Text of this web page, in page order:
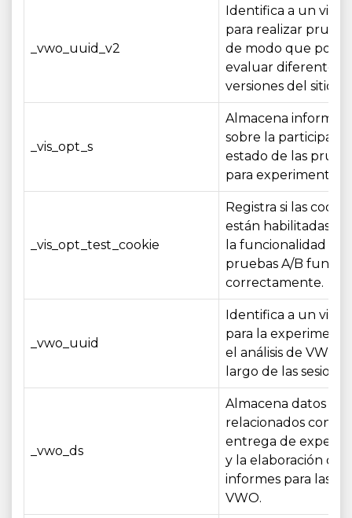
_vwo_uuid_v2
Identifica a un
para realizar
de modo que
evaluar diferentes
versiones del sitio
_vis_opt_s
Almacena
sobre la
estado de las
para experimentos
_vis_opt_test_cookie
Registra si las
están habilitadas
la funcionalidad de
pruebas A/B
correctamente.
_vwo_uuid
Identifica a un
para la
el análisis de VWO
largo de las
_vwo_ds
Almacena datos
relacionados con la
entrega de
y la elaboración de
informes para las
VWO.